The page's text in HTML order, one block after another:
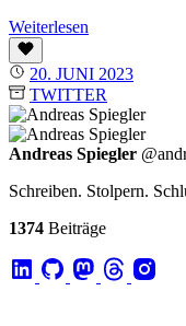
Weiterlesen
20. JUNI 2023
TWITTER
Andreas Spiegler
Schreiben. Stolpern.
1374 Beiträge